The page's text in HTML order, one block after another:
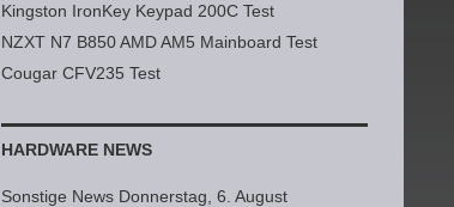
Kingston IronKey Keypad 200C Test
NZXT N7 B850 AMD AM5 Mainboard Test
Cougar CFV235 Test
HARDWARE NEWS
Sonstige News Donnerstag, 6. August